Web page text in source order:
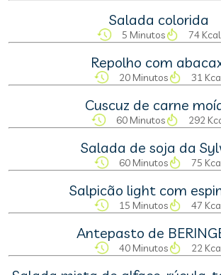
Salada colorida
5 Minutos 74 Kcal
Repolho com
20 Minutos 31
Cuscuz de carne
60 Minutos 292
Salada de soja da
60 Minutos 75
Salpicão light com
15 Minutos 47
Antepasto de
40 Minutos 22